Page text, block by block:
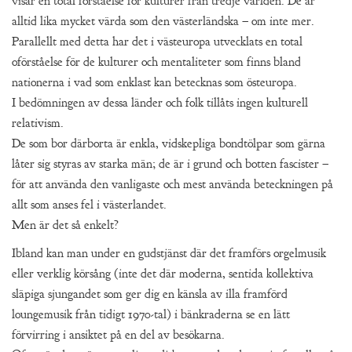
alltid lika mycket värda som den västerländska – om inte mer.
Parallellt med detta har det i västeuropa utvecklats en total
oförståelse för de kulturer och mentaliteter som finns bland
nationerna i vad som enklast kan betecknas som östeuropa.
I bedömningen av dessa länder och folk tillåts ingen kulturell
relativism.
De som bor därborta är enkla, vidskepliga bondtölpar som gärna
låter sig styras av starka män; de är i grund och botten fascister –
för att använda den vanligaste och mest använda beteckningen på
allt som anses fel i västerlandet.
Men är det så enkelt?
Ibland kan man under en gudstjänst där det framförs orgelmusik
eller verklig körsång (inte det där moderna, sentida kollektiva
släpiga sjungandet som ger dig en känsla av illa framförd
loungemusik från tidigt 1970-tal) i bänkraderna se en lätt
förvirring i ansiktet på en del av besökarna.